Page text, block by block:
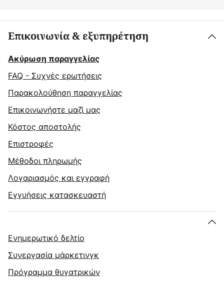
Επικοινωνία & εξυπηρέτηση
Ακύρωση παραγγελίας
FAQ - Συχνές ερωτήσεις
Παρακολούθηση παραγγελίας
Επικοινωνήστε μαζί μας
Κόστος αποστολής
Επιστροφές
Μέθοδοι πληρωμής
Λογαριασμός και εγγραφή
Εγγυήσεις κατασκευαστή
Ενημερωτικό δελτίο
Συνεργασία μάρκετινγκ
Πρόγραμμα θυγατρικών